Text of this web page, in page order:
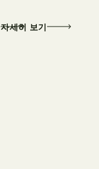
자세히 보기